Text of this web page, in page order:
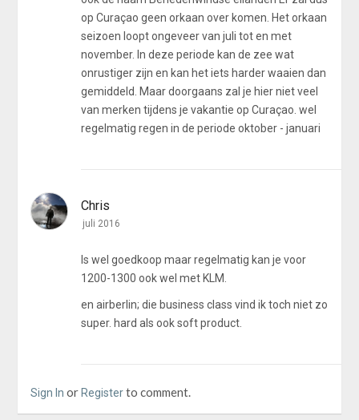
op Curaçao geen orkaan over komen. Het orkaan
seizoen loopt ongeveer van juli tot en met
november. In deze periode kan de zee wat
onrustiger zijn en kan het iets harder waaien dan
gemiddeld. Maar doorgaans zal je hier niet veel
van merken tijdens je vakantie op Curaçao. wel
regelmatig regen in de periode oktober - januari
Chris
juli 2016
Is wel goedkoop maar regelmatig kan je voor
1200-1300 ook wel met KLM.
en airberlin; die business class vind ik toch niet zo
super. hard als ook soft product.
Sign In orRegisterto comment.